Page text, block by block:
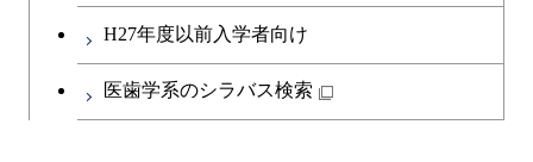
第二外国語科目
H27年度以前入学者向け
医歯学系のシラバス検索